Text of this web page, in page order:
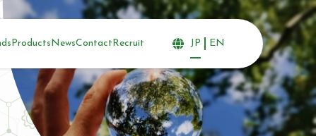
ProductsNewsContactRecruit JP EN